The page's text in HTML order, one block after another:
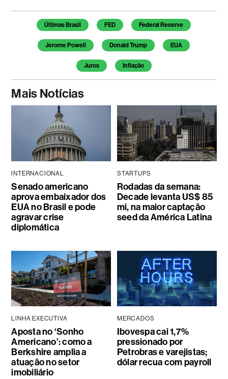
Temas deste artigo
Últimas Brasil FED Federal Reserve
Jerome Powell Donald Trump EUA
Juros Inflação
Mais Notícias
INTERNACIONAL
Senado americano
aprova embaixador dos
EUA no Brasil e pode
agravar crise
diplomática
STARTUPS
Rodadas da semana:
Decade levanta US$ 85
mi, na maior captação
seed da América Latina
LINHA EXECUTIVA
Aposta no ‘Sonho
Americano’: como a
Berkshire amplia a
atuação no setor
imobiliário
MERCADOS
Ibovespa cai 1,7%
pressionado por
Petrobras e varejistas;
dólar recua com payroll